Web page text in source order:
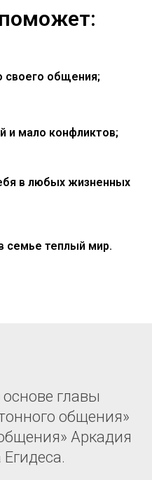
своего общения;
и мало конфликтов;
в любых жизненных
семье теплый мир.
главы
общения»
Аркадия